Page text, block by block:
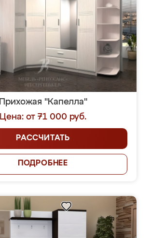
Прихожая "Капелла"
Цена: от 71 000 руб.
РАССЧИТАТЬ
ПОДРОБНЕЕ